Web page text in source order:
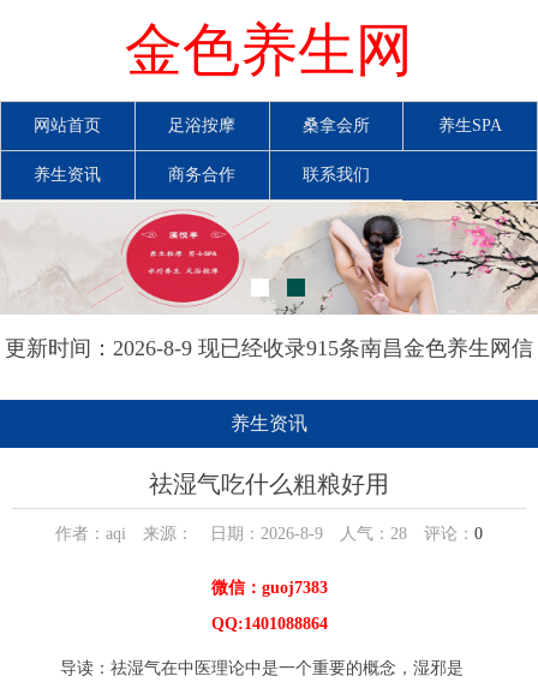
金色养生网
网站首页 足浴按摩 桑拿会所 养生SPA
养生资讯 商务合作 联系我们
更新时间：2026-8-9 现已经收录915条南昌金色养生网信
养生资讯
祛湿气吃什么粗粮好用
作者：aqi 来源： 日期：2026-8-9 人气： 28 评论： 0
微信：guoj7383
QQ:1401088864
导读：祛湿气在中医理论中是一个重要的概念，湿邪是